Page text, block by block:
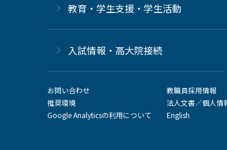
教育・学生支援・学生活動
⼊試情報・高大院接続
お問い合わせ
推奨環境
Google Analyticsの利用について
教職員採用情報
法人文書／個人情
English